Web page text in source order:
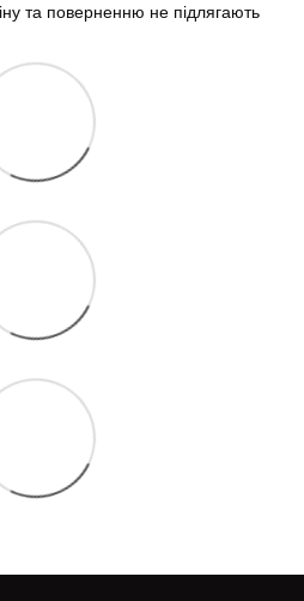
та поверненню не підлягають